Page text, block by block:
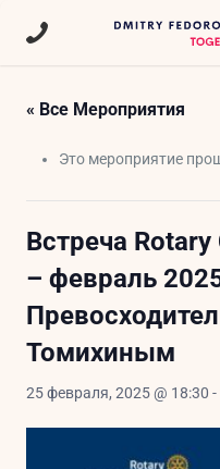
« Все Мероприятия
Это мероприятие
Встреча Rotary
– февраль
Томихиным
25 февраля, 2025 @ 18:30 -